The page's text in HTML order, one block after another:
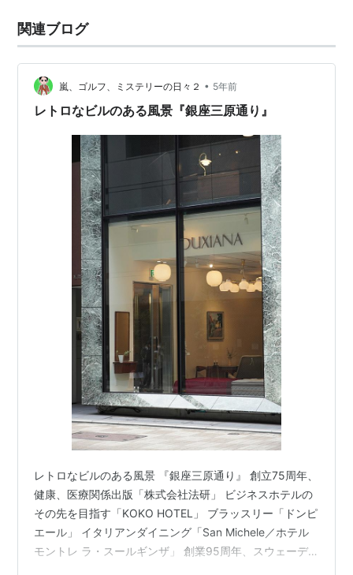
関連ブログ
嵐、ゴルフ、ミステリーの日々２ • 5年前
レトロなビルのある風景『銀座三原通り』
レトロなビルのある風景 『銀座三原通り』 創立75周年、
健康、医療関係出版「株式会社法研」 ビジネスホテルの
その先を目指す「KOKO HOTEL」 ブラッスリー「ドンピ
エール」 イタリアンダイニング「San Michele／ホテル
モントレ ラ・スールギンザ」 創業95周年、スウェーデ